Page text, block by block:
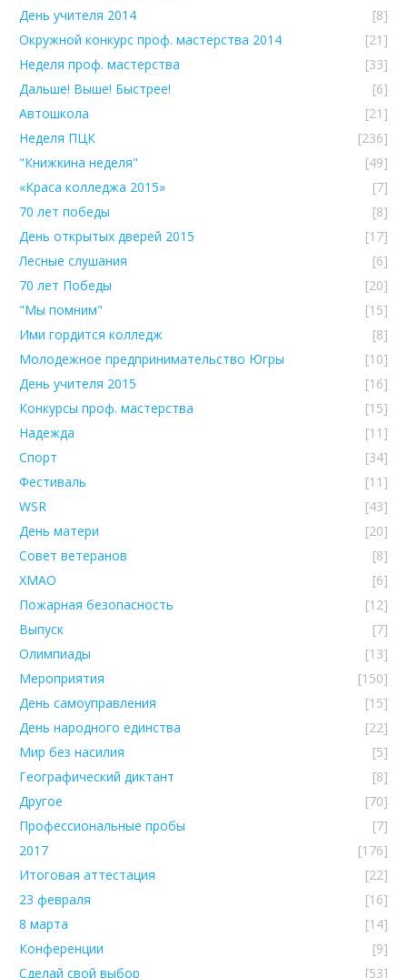
День учителя 2014
[8]
Окружной конкурс проф. мастерства 2014
[21]
Неделя проф. мастерства
[33]
Дальше! Выше! Быстрее!
[6]
Автошкола
[21]
Неделя ПЦК
[236]
"Книжкина неделя"
[49]
«Краса колледжа 2015»
[7]
70 лет победы
[8]
День открытых дверей 2015
[17]
Лесные слушания
[6]
70 лет Победы
[20]
"Мы помним"
[15]
Ими гордится колледж
[8]
Молодежное предпринимательство Югры
[10]
День учителя 2015
[16]
Конкурсы проф. мастерства
[15]
Надежда
[11]
Спорт
[34]
Фестиваль
[11]
WSR
[43]
День матери
[20]
Совет ветеранов
[8]
ХМАО
[6]
Пожарная безопасность
[12]
Выпуск
[7]
Олимпиады
[13]
Мероприятия
[150]
День самоуправления
[15]
День народного единства
[22]
Мир без насилия
[5]
Географический диктант
[8]
Другое
[70]
Профессиональные пробы
[7]
2017
[176]
Итоговая аттестация
[22]
23 февраля
[16]
8 марта
[14]
Конференции
[9]
Сделай свой выбор
[53]